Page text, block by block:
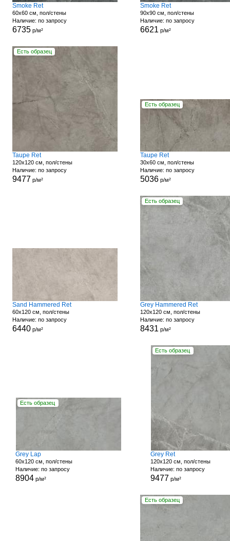
Smoke Ret
60x60 см, пол/стены
Наличие: по запросу
6735р/м²
Smoke Ret
90x90 см, пол/стены
Наличие: по запросу
6621 р/м²
Есть образец
Taupe Ret
120x120 см, пол/стены
Наличие: по запросу
9477 р/м²
Есть образец
Taupe Ret
30x60 см, пол/стены
Наличие: по запросу
5036р/м²
Sand Hammered Ret
60x120 см, пол/стены
Наличие: по запросу
6440р/м²
Есть образец
Grey Hammered Ret
120x120 см, пол/стены
Наличие: по запросу
8431 р/м²
Есть образец
Grey Lap
60x120 см, пол/стены
Наличие: по запросу
8904 р/м²
Есть образец
Grey Ret
120x120 см, пол/стены
Наличие: по запросу
9477 р/м²
Есть образец